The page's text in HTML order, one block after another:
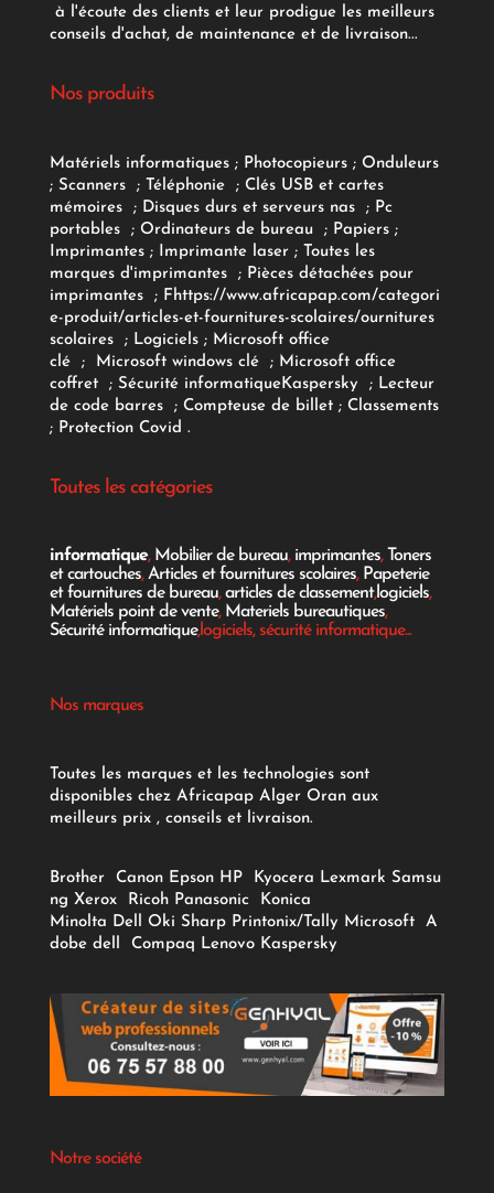
à l'écoute des clients et leur prodigue les meilleurs
conseils d'achat, de maintenance et de livraison...
Nos produits
Matériels informatiques; Photocopieurs; Onduleurs
; Scanners ; Téléphonie ; Clés USB et cartes
mémoires
; Disques durs et serveurs nas ; Pc
portables
; Ordinateurs de bureau ; Papiers;
Imprimantes;Imprimante laser; Toutes les
marques d'imprimantes
; Pièces détachées pour
imprimantes
; F https://www.africapap.com/categori
e-produit/articles-et-fournitures-scolaires/ournitures
scolaires; Logiciels ; Microsoft office
clé
; Microsoft windows clé; Microsoft office
coffret ; Sécurité informatiqueKaspersky ; Lecteur
de code barres
; Compteuse de billet; Classements
; Protection Covid .
Toutes les catégories
informatique, Mobilier de bureau, imprimantes, Toners
et cartouches,Articles et fournitures scolaires, Papeterie
et fournitures de bureau,articles de classement,logiciels,
Matériels point de vente, Materiels bureautiques,
Sécurité informatique,logiciels, sécurité informatique...
Nos marques
Toutes les marques et les technologies sont
disponibles chez Africapap Alger Oran aux
meilleurs prix , conseils et livraison.
Brother Canon Epson HP Kyocera Lexmark Samsu
ng Xerox Ricoh Panasonic
Konica
Minolta Dell Oki Sharp Printonix/Tally Microsoft
A
dobe dell Compaq Lenovo Kaspersky
Notre société